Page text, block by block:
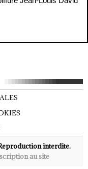
interdite.
au site